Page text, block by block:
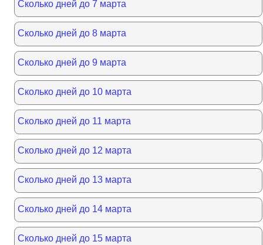
Сколько дней до 7 марта
Сколько дней до 8 марта
Сколько дней до 9 марта
Сколько дней до 10 марта
Сколько дней до 11 марта
Сколько дней до 12 марта
Сколько дней до 13 марта
Сколько дней до 14 марта
Сколько дней до 15 марта